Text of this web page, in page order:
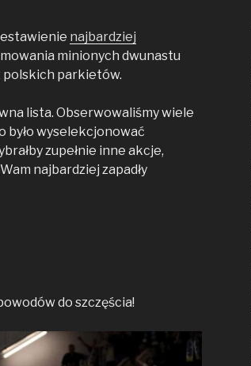
najbardziej
minionych dwunastu
polskich parkietów.
lista. Obserwowaliśmy wiele
było wyselekcjonować
zupełnie inne akcje,
najbardziej zapadły
do szczęścia!